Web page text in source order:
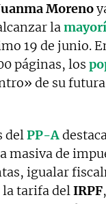
Moreno
la
19 de junio.
páginas, los
de su
delPP-A
masiva de
igualar
la tarifa delIRPF